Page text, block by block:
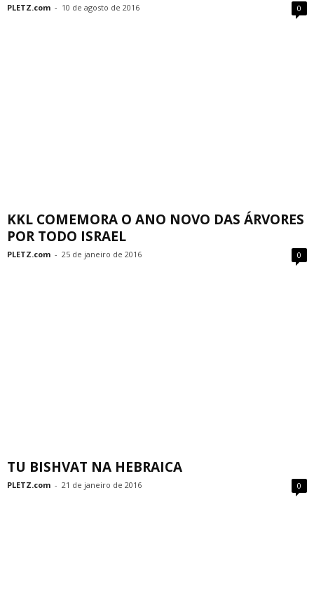
PLETZ.com - 10 de agosto de 2016 0
KKL COMEMORA O ANO NOVO DAS ÁRVORES
POR TODO ISRAEL
PLETZ.com - 25 de janeiro de 2016 0
TU BISHVAT NA HEBRAICA
PLETZ.com - 21 de janeiro de 2016 0